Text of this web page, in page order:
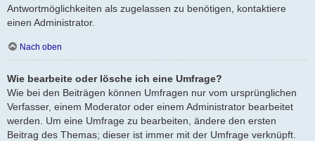
Antwortmöglichkeiten als zugelassen zu benötigen, kontaktiere
einen Administrator.
Nach oben
Wie bearbeite oder lösche ich eine Umfrage?
Wie bei den Beiträgen können Umfragen nur vom ursprünglichen
Verfasser, einem Moderator oder einem Administrator bearbeitet
werden. Um eine Umfrage zu bearbeiten, ändere den ersten
Beitrag des Themas; dieser ist immer mit der Umfrage verknüpft.